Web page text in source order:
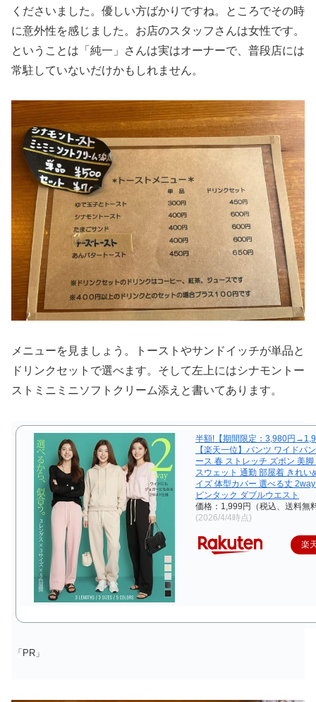
くださいました。優しい方ばかりですね。ところでその時
に意外性を感じました。お店のスタッフさんは女性です。
ということは「純一」さんは実はオーナーで、普段店には
常駐していないだけかもしれません。
メニューを見ましょう。トーストやサンドイッチが単品と
ドリンクセットで選べます。そして左上にはシナモントー
ストミニミニソフトクリーム添えと書いてあります。
半額!【期間限定：3,980円
【楽天一位】パンツ ワイドパ
ース 春 ストレッチ ズボン 美
スウェット 通勤 部屋着 きれい
イズ 体型カバー 選べる丈
ピンタック ダブルウエスト
価格：1,999円（税込、送料無
(2026/4/4時点)
楽
「PR」